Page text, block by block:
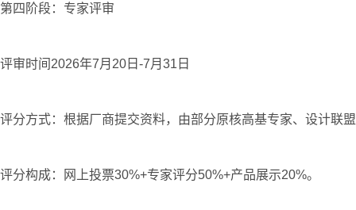
第四阶段：专家评审
评审时间2026年7月20日-7月31日
评分方式：根据厂商提交资料，由部分原核高基专家、设计联
评分构成：网上投票30%+专家评分50%+产品展示20%。